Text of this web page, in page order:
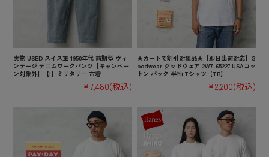
実物 USED スイス軍 1950年代 前期型 ヴィ
ンテージ デニムワークパンツ【キャンペー
ン対象外】【I】ミリタリー 古着
¥7,480(税込)
★カートで割引対象品★【即日出荷対応】G
oodwear グッドウェア 2W7-65227 USAコッ
トン パック 半袖 Tシャツ【TB】
¥2,200(税込)